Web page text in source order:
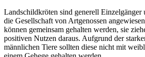
Landschildkröten sind generell Einzelgänger
die Gesellschaft von Artgenossen
können gemeinsam gehalten werden, sie
positiven Nutzen daraus. Aufgrund der
männlichen Tiere sollten diese nicht mit